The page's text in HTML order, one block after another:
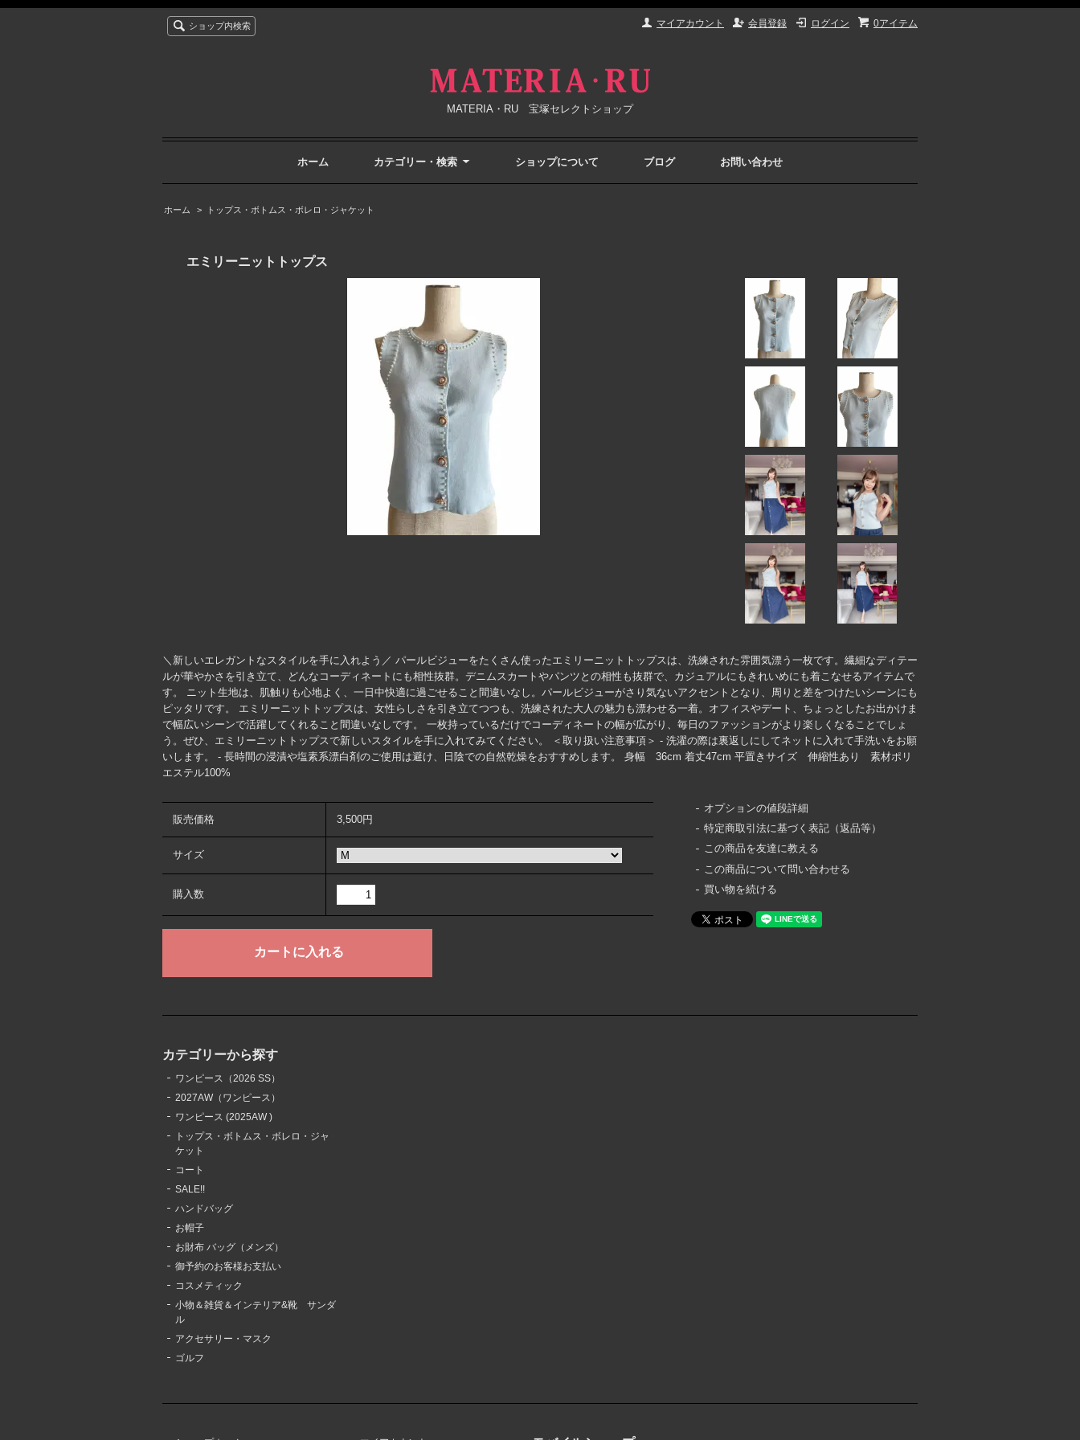
0アイテム
ログイン
会員登録
マイアカウント
ショップ内検索
MATERIA・RU 宝塚セレクトショップ
ホーム カテゴリー・検索 ショップについて ブログ お問い合わせ
ホーム > トップス・ボトムス・ボレロ・ジャケット
エミリーニットトップス
＼新しいエレガントなスタイルを手に入れよう／ パールビジューをたくさん使ったエミリーニットトップスは、洗練された雰囲気漂う一枚です。繊細なディテー
ルが華やかさを引き立て、どんなコーディネートにも相性抜群。デニムスカートやパンツとの相性も抜群で、カジュアルにもきれいめにも着こなせるアイテムで
す。 ニット生地は、肌触りも心地よく、一日中快適に過ごせること間違いなし。パールビジューがさり気ないアクセントとなり、周りと差をつけたいシーンにも
ピッタリです。 エミリーニットトップスは、女性らしさを引き立てつつも、洗練された大人の魅力も漂わせる一着。オフィスやデート、ちょっとしたお出かけま
で幅広いシーンで活躍してくれること間違いなしです。 一枚持っているだけでコーディネートの幅が広がり、毎日のファッションがより楽しくなることでしょ
う。ぜひ、エミリーニットトップスで新しいスタイルを手に入れてみてください。 ＜取り扱い注意事項＞ - 洗濯の際は裏返しにしてネットに入れて手洗いをお願
いします。 - 長時間の浸漬や塩素系漂白剤のご使用は避け、日陰での自然乾燥をおすすめします。 身幅 36cm 着丈47cm 平置きサイズ 伸縮性あり 素材ポリ
エステル100%
販売価格 3,500円
サイズ
購入数
オプションの値段詳細
特定商取引法に基づく表記（返品等）
この商品を友達に教える
この商品について問い合わせる
買い物を続ける
カテゴリーから探す
ワンピース（2026 SS）
2027AW（ワンピース）
ワンピース (2025AW )
トップス・ボトムス・ボレロ・ジャ
ケット
コート
SALE!!
ハンドバッグ
お帽子
お財布 バッグ（メンズ）
御予約のお客様お支払い
コスメティック
小物＆雑貨＆インテリア&靴 サンダ
ル
アクセサリー・マスク
ゴルフ